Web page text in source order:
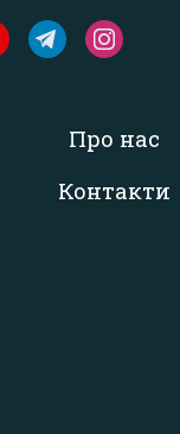
Про нас
Контакти